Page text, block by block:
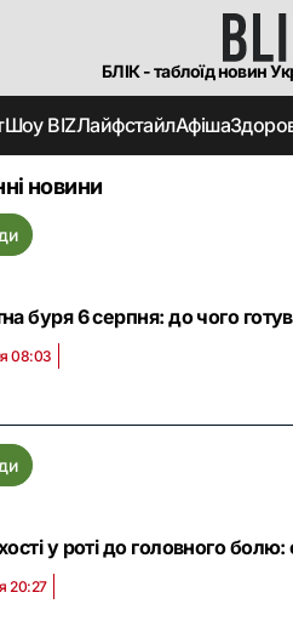
БЛІК - таблоїд новин
Шоу BIZЛайфстайлАфіша
новини
буря 6 серпня: до чого
08:03
у роті до головного
20:27